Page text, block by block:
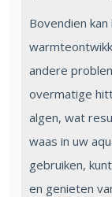
Bovendien
andere
overmatige
algen, wat
waas in uw
gebruiken,
en genieten